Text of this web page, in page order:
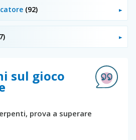
(92)
sul gioco
prova a superare